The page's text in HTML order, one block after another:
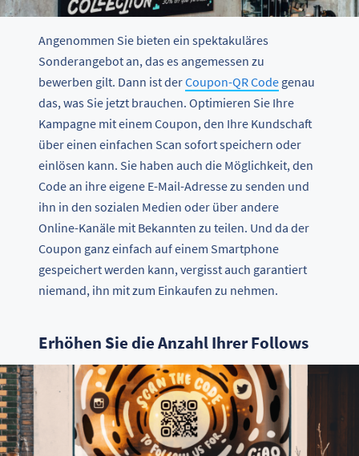
Angenommen Sie bieten ein spektakuläres
Sonderangebot an, das es angemessen zu
bewerben gilt. Dann ist derCoupon-QR Code genau
das, was Sie jetzt brauchen. Optimieren Sie Ihre
Kampagne mit einem Coupon, den Ihre Kundschaft
über einen einfachen Scan sofort speichern oder
einlösen kann. Sie haben auch die Möglichkeit, den
Code an ihre eigene E-Mail-Adresse zu senden und
ihn in den sozialen Medien oder über andere
Online-Kanäle mit Bekannten zu teilen. Und da der
Coupon ganz einfach auf einem Smartphone
gespeichert werden kann, vergisst auch garantiert
niemand, ihn mit zum Einkaufen zu nehmen.
Erhöhen Sie die Anzahl Ihrer Follows
Jetzt anmelden und alle Funktionen 14 Tage lang
kostenlos testen!
LOS GEHT'S